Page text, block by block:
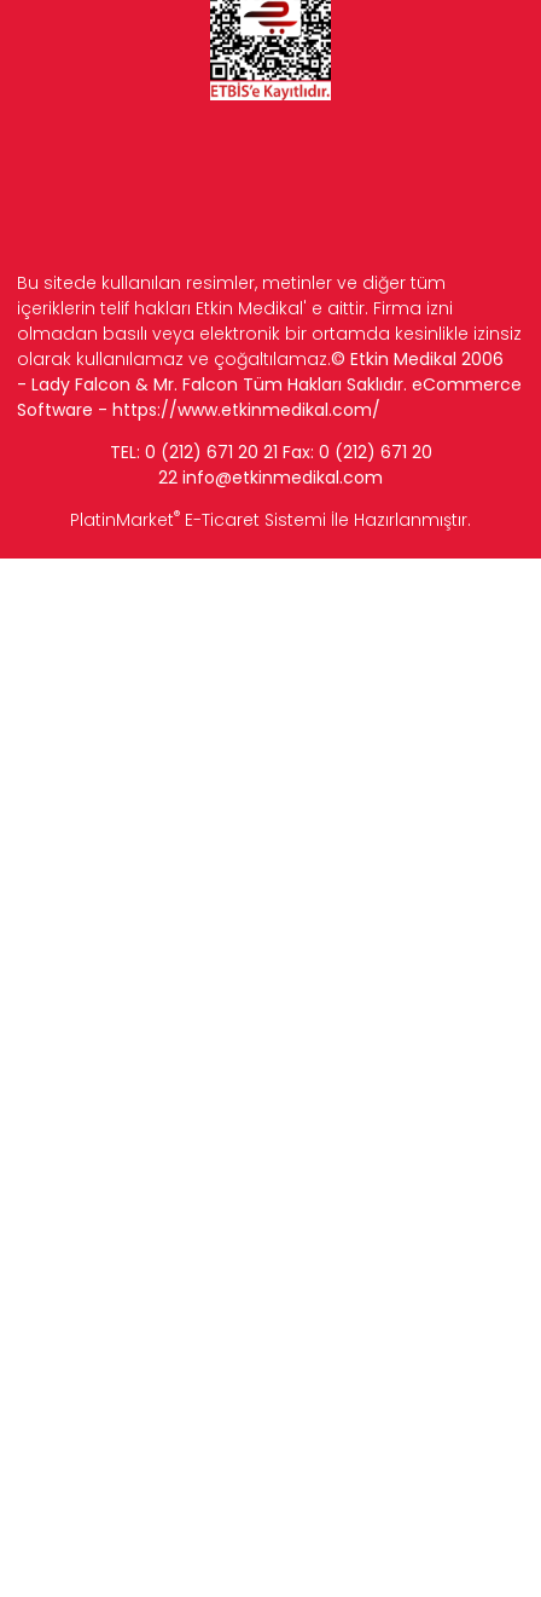
Bu sitede kullanılan resimler, metinler ve diğer tüm
içeriklerin telif hakları Etkin Medikal' e aittir. Firma izni
olmadan basılı veya elektronik bir ortamda kesinlikle izinsiz
olarak kullanılamaz ve çoğaltılamaz.© Etkin Medikal 2006
- Lady Falcon & Mr. Falcon Tüm Hakları Saklıdır. eCommerce
Software - https://www.etkinmedikal.com/
TEL: 0 (212) 671 20 21 Fax: 0 (212) 671 20
22 info@etkinmedikal.com
PlatinMarket® E-Ticaret Sistemi İle Hazırlanmıştır.